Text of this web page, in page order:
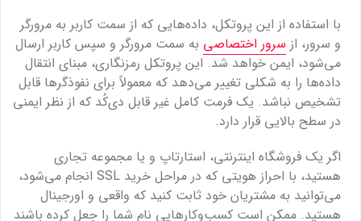
با استفاده از این پروتکل، داده‌هایی که از سمت کاربر به مرورگر
و سرور، از سرور اختصاصی به سمت مرورگر و سپس کاربر ارسال
می‌شود، ایمن خواهد شد. این پروتکل رمزنگاری، مبنای انتقال
داده‌ها را به شکلی تغییر می‌دهد که معمولاً برای نفوذگرها قابل
تشخیص نباشد. یک فرمت کامل غیر قابل دی‌کُد که از نظر ایمنی
در سطح بالایی قرار دارد.
اگر یک فروشگاه اینترنتی، استارتاپ و یا مجموعه تجاری
هستید، با احراز هویتی که در مراحل خرید SSL انجام می‌شود،
می‌توانید به مشتریان خود ثابت کنید که واقعی و اورجینال
هستید. ممکن است کسب‌وکارهایی نام شما را جعل کرده باشند